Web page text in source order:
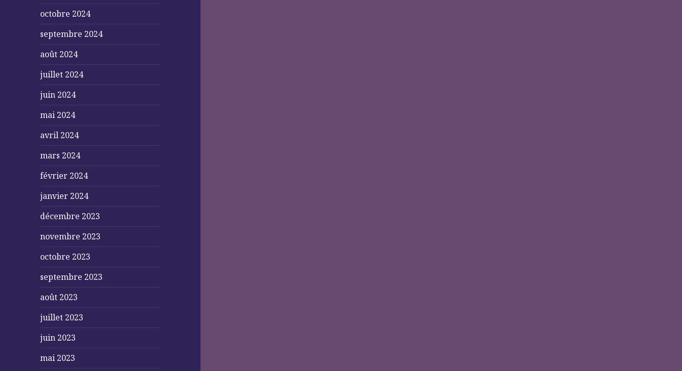
octobre 2024
septembre 2024
août 2024
juillet 2024
juin 2024
mai 2024
avril 2024
mars 2024
février 2024
janvier 2024
décembre 2023
novembre 2023
octobre 2023
septembre 2023
août 2023
juillet 2023
juin 2023
mai 2023